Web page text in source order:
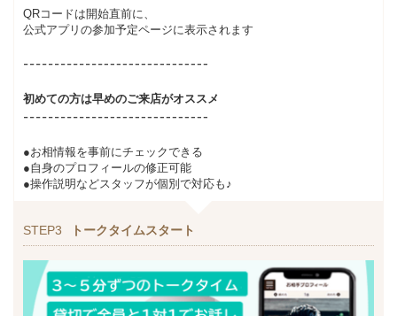
QRコードは開始直前に、
公式アプリの参加予定ページに表示されます
初めての方は早めのご来店がオススメ
●お相情報を事前にチェックできる
●自身のプロフィールの修正可能
●操作説明などスタッフが個別で対応も♪
STEP3 トークタイムスタート